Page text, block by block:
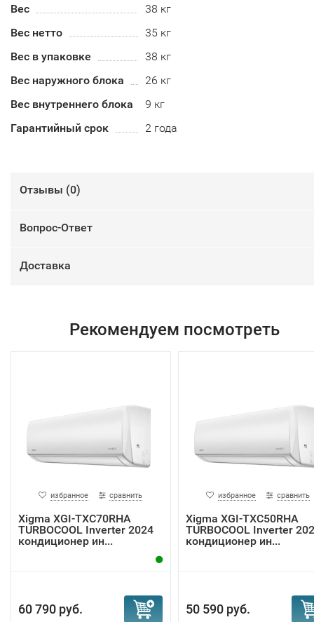
Вес
38 кг
Вес нетто
35 кг
Вес в упаковке
38 кг
Вес наружного блока
26 кг
Вес внутреннего блока
9 кг
Гарантийный срок
2 года
Отзывы (0)
Вопрос-Ответ
Доставка
Рекомендуем посмотреть
избранное сравнить
Xigma XGI-TXC70RHA
TURBOCOOL Inverter 2024
кондиционер ин...
60 790 руб.
избранное сравнить
Xigma XGI-TXC50RHA
TURBOCOOL Inverter
кондиционер ин...
50 590 руб.